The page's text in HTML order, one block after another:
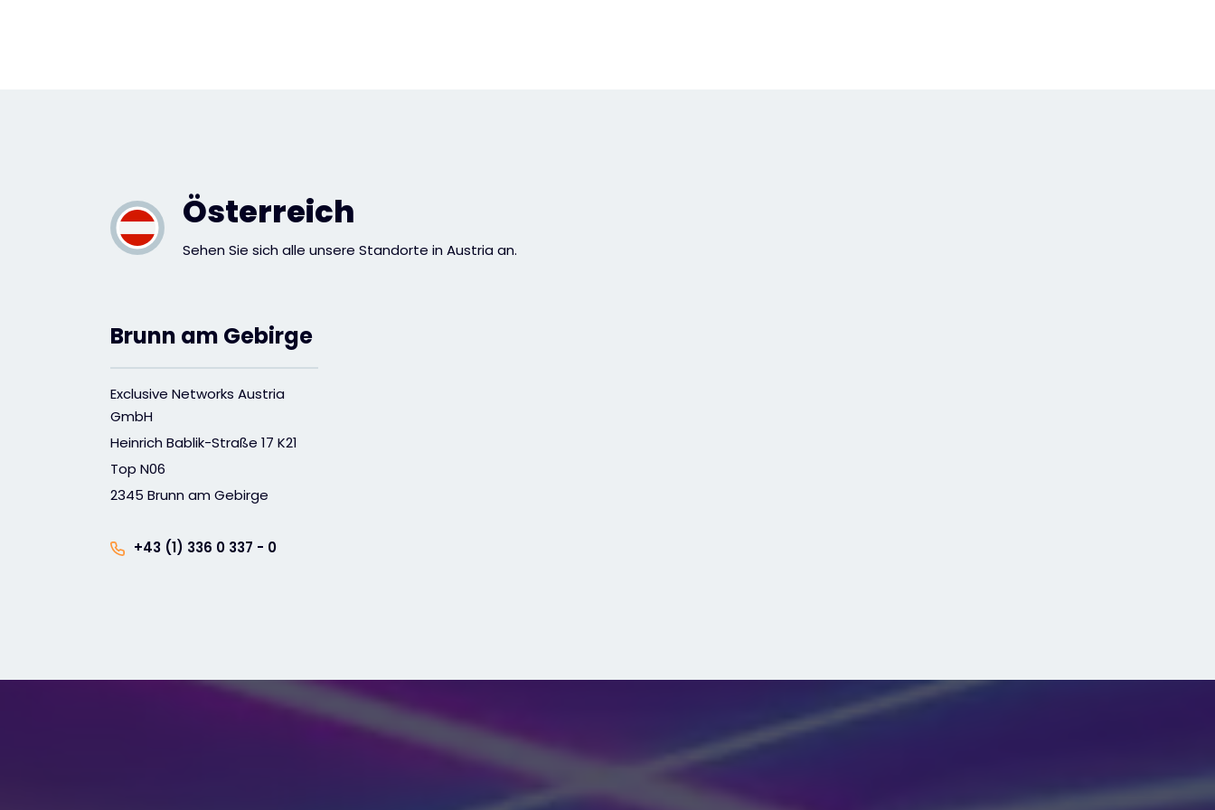
Österreich
Sehen Sie sich alle unsere Standorte in Austria an.
Brunn am Gebirge
Exclusive Networks Austria
GmbH
Heinrich Bablik-Straße 17 K21
Top N06
2345 Brunn am Gebirge
+43 (1) 336 0 337 - 0